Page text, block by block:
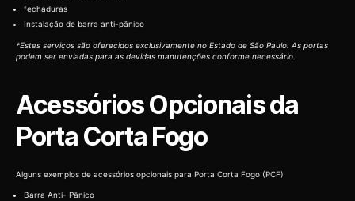
fechaduras
Instalação de barra anti-pânico
*Estes serviços são oferecidos exclusivamente no Estado de São Paulo. As portas
podem ser enviadas para as devidas manutenções conforme necessário.
Acessórios Opcionais da
Porta Corta Fogo
Alguns exemplos de acessórios opcionais para Porta Corta Fogo (PCF)
Barra Anti- Pânico